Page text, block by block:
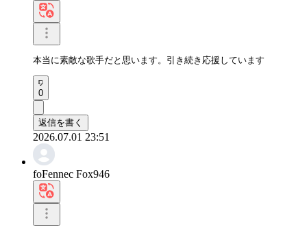
本当に素敵な歌手だと思います。引き続き応援しています
0
返信を書く
2026.07.01 23:51
foFennec Fox946